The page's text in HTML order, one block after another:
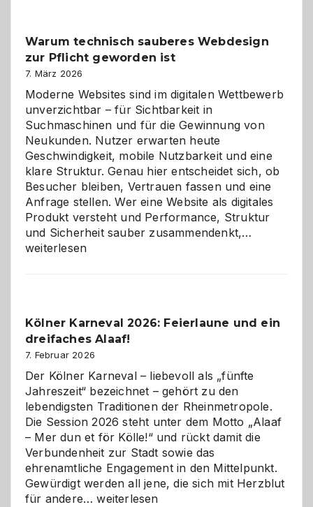
den
Logikrätseln
Warum technisch sauberes Webdesign
zur Pflicht geworden ist
7. März 2026
Moderne Websites sind im digitalen Wettbewerb
unverzichtbar – für Sichtbarkeit in
Suchmaschinen und für die Gewinnung von
Neukunden. Nutzer erwarten heute
Geschwindigkeit, mobile Nutzbarkeit und eine
klare Struktur. Genau hier entscheidet sich, ob
Besucher bleiben, Vertrauen fassen und eine
Anfrage stellen. Wer eine Website als digitales
Produkt versteht und Performance, Struktur
und Sicherheit sauber zusammendenkt,…
geworden
weiterlesen
Kölner Karneval 2026: Feierlaune und ein
dreifaches Alaaf!
7. Februar 2026
Der Kölner Karneval – liebevoll als „fünfte
Jahreszeit“ bezeichnet – gehört zu den
lebendigsten Traditionen der Rheinmetropole.
Die Session 2026 steht unter dem Motto „Alaaf
– Mer dun et för Kölle!“ und rückt damit die
Verbundenheit zur Stadt sowie das
ehrenamtliche Engagement in den Mittelpunkt.
Gewürdigt werden all jene, die sich mit Herzblut
für andere…Kölner
weiterlesen